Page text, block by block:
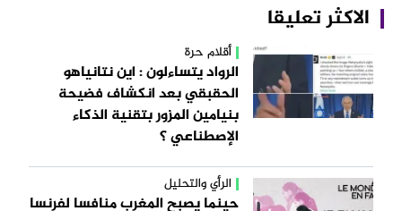
الاكثر تعليقا
أقلام حرة
الرواد يتساءلون : اين نتانياهو
الحقبقي بعد انكشاف فضيحة
بنيامين المزور بتقنية الذكاء
الإصطناعي ؟
الرأي والتحليل
حينما يصبح المغرب منافسا لفرنسا